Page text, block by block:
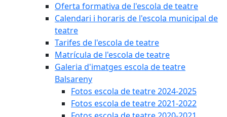
Oferta formativa de l'escola de teatre
Calendari i horaris de l'escola municipal de
teatre
Tarifes de l'escola de teatre
Matrícula de l'escola de teatre
Galeria d'imatges escola de teatre
Balsareny
Fotos escola de teatre 2024-2025
Fotos escola de teatre 2021-2022